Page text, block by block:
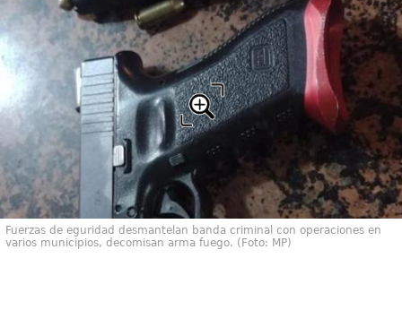
Fuerzas de eguridad desmantelan banda criminal con operaciones en
varios municipios, decomisan arma fuego. (Foto: MP)